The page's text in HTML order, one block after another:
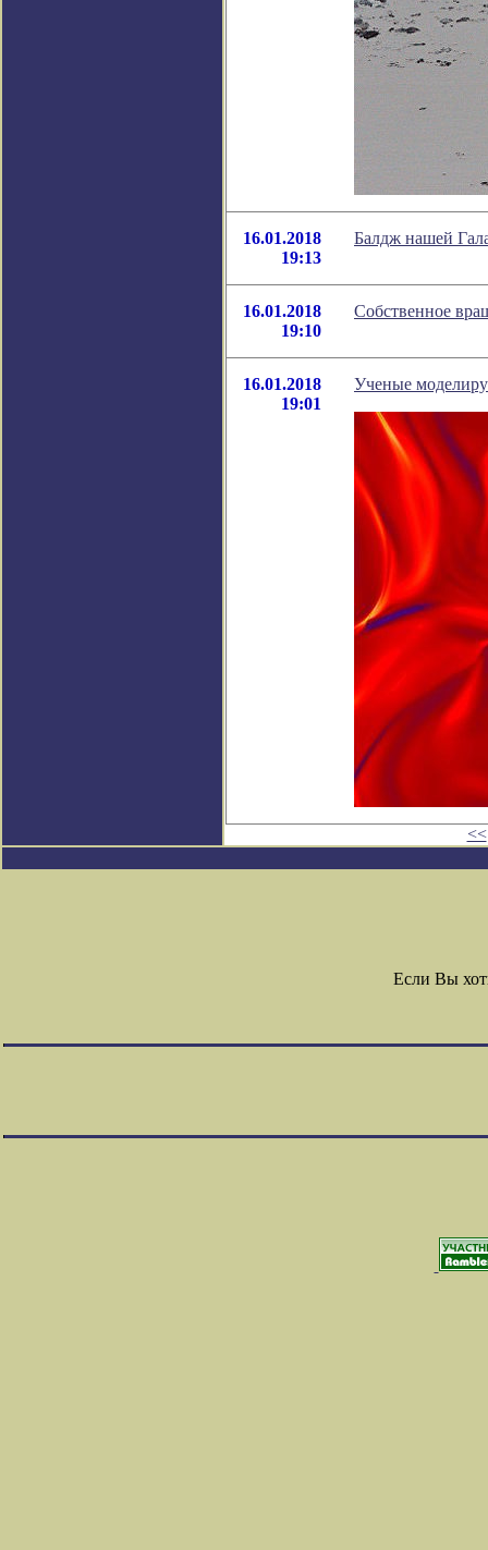
16.01.2018
19:13
Балдж нашей
16.01.2018
19:10
Собственное
16.01.2018
19:01
Ученые
<<
Если Вы